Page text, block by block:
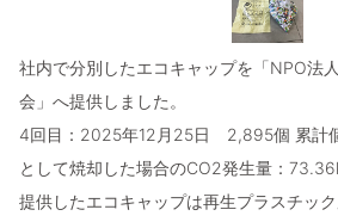
社内で分別したエコキャップを「NPO法
会」へ提供しました。
4回目：2025年12月25日 2,895個 累計
として焼却した場合のCO2発生量：
提供したエコキャップは再生プラスチッ